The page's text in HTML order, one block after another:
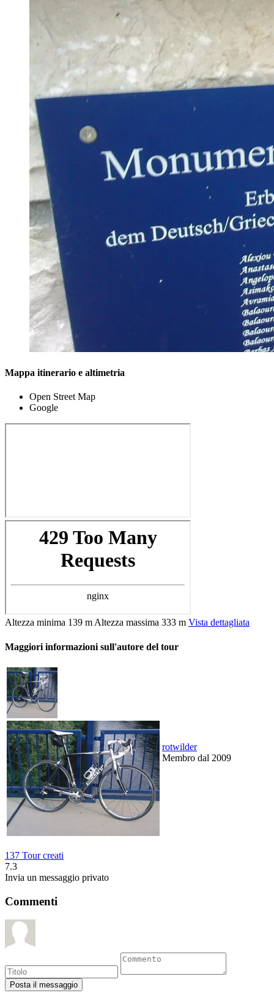
Mappa itinerario e altimetria
Open Street Map
Google
Altezza minima 139 m Altezza massima 333 m Vista dettagliata
Maggiori informazioni sull'autore del tour
rotwilder
Membro dal 2009
137 Tour creati
7.3
Invia un messaggio privato
Commenti